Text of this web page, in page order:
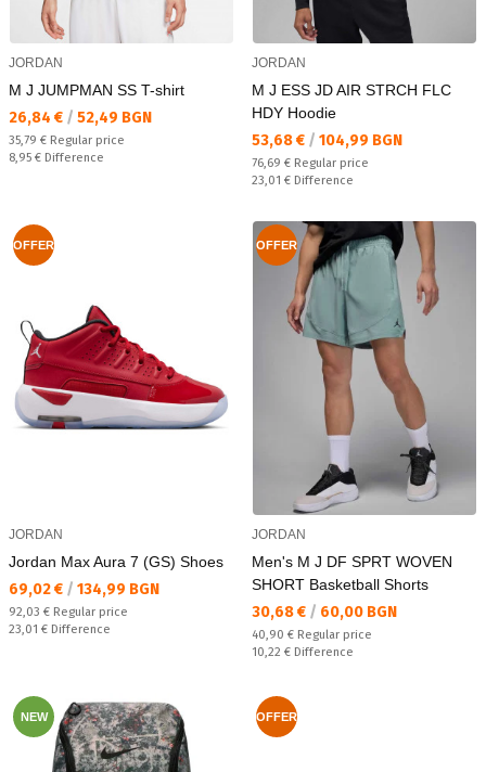
JORDAN
M J JUMPMAN SS T-shirt
Текуща цена:
26,84 € / 52,49 BGN
Regular price:
35,79 € Regular price
Спестявате:
8,95 € Difference
JORDAN
M J ESS JD AIR STRCH FLC
HDY Hoodie
Текуща цена:
53,68 € / 104,99 BGN
Regular price:
76,69 € Regular price
Спестявате:
23,01 € Difference
OFFER
JORDAN
Jordan Max Aura 7 (GS) Shoes
Текуща цена:
69,02 € / 134,99 BGN
Regular price:
92,03 € Regular price
Спестявате:
23,01 € Difference
OFFER
JORDAN
Men's M J DF SPRT WOVEN
SHORT Basketball Shorts
Текуща цена:
30,68 € / 60,00 BGN
Regular price:
40,90 € Regular price
Спестявате:
10,22 € Difference
NEW OFFER